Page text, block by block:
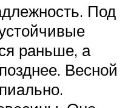
Под
раньше, а
Весной